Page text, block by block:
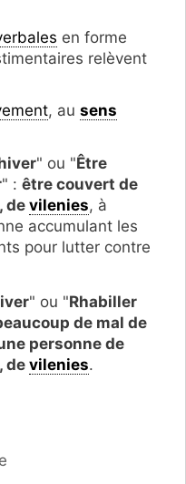
en forme
relèvent
, au sens
" ou "Être
" : être couvert de
devilenies, à
accumulant les
pour lutter contre
" ou "Rhabiller
de mal de
personne de
devilenies.